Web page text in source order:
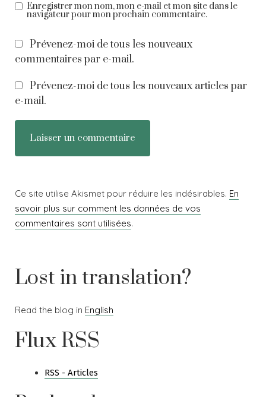
Enregistrer mon nom, mon e-mail et mon site dans le
navigateur pour mon prochain commentaire.
Prévenez-moi de tous les nouveaux
commentaires par e-mail.
Prévenez-moi de tous les nouveaux articles par
e-mail.
Ce site utilise Akismet pour réduire les indésirables. En
savoir plus sur comment les données de vos
commentaires sont utilisées.
Lost in translation?
Read the blog in English
Flux RSS
RSS - Articles